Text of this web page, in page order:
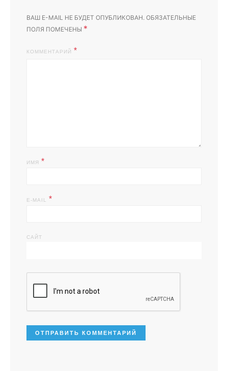
ВАШ E-MAIL НЕ БУДЕТ ОПУБЛИКОВАН. ОБЯЗАТЕЛЬНЫЕ
ПОЛЯ ПОМЕЧЕНЫ *
КОММЕНТАРИЙ
ИМЯ *
E-MAIL *
САЙТ